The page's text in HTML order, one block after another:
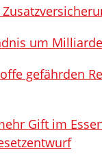
um
gefährden
Gift im